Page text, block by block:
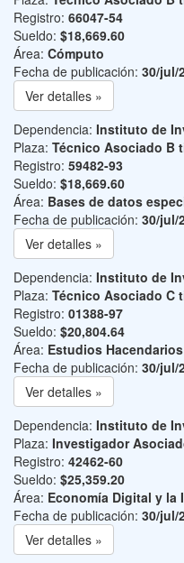
Registro: 66047-54
Sueldo: $18,669.60
Área: Cómputo
Fecha de publicación: 30/jul/
Ver detalles »
Dependencia: Instituto de
Plaza: Técnico Asociado B
Registro: 59482-93
Sueldo: $18,669.60
Área: Bases de datos
Fecha de publicación: 30/jul/
Ver detalles »
Dependencia: Instituto de
Plaza: Técnico Asociado C
Registro: 01388-97
Sueldo: $20,804.64
Área: Estudios
Fecha de publicación: 30/jul/
Ver detalles »
Dependencia: Instituto de
Plaza: Investigador
Registro: 42462-60
Sueldo: $25,359.20
Área: Economía Digital y
Fecha de publicación: 30/jul/
Ver detalles »